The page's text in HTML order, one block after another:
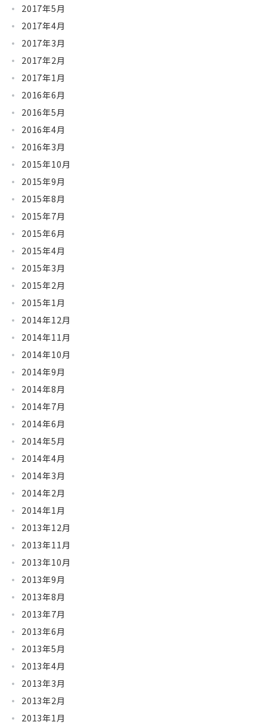
2017年5月
2017年4月
2017年3月
2017年2月
2017年1月
2016年6月
2016年5月
2016年4月
2016年3月
2015年10月
2015年9月
2015年8月
2015年7月
2015年6月
2015年4月
2015年3月
2015年2月
2015年1月
2014年12月
2014年11月
2014年10月
2014年9月
2014年8月
2014年7月
2014年6月
2014年5月
2014年4月
2014年3月
2014年2月
2014年1月
2013年12月
2013年11月
2013年10月
2013年9月
2013年8月
2013年7月
2013年6月
2013年5月
2013年4月
2013年3月
2013年2月
2013年1月